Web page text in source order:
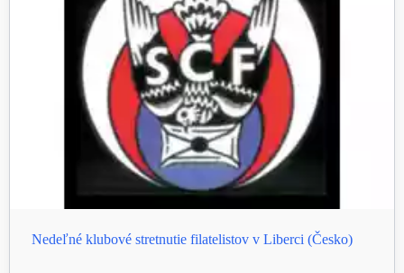
Nedeľné klubové stretnutie filatelistov v Liberci (Česko)